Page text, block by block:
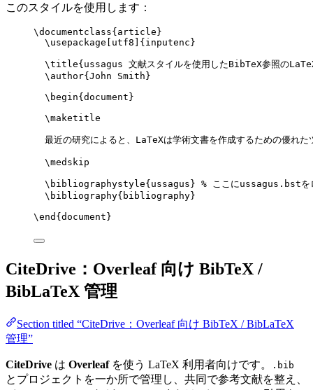
このスタイルを使用します：
\documentclass{ article }
\usepackage
utf8 ]{ inputenc }
\title{ussagus 文献スタイルを使用したBibTeX参照の
\author{John Smith}
\begin{ document }
\maketitle
最近の研究によると、LaTeXは学術文書を作成するための優れ
\medskip
\bibliographystyle{ussagus} % ここにussagus.bstを
\bibliography{bibliography}
\end { document }
CiteDrive：Overleaf 向け BibTeX /
BibLaTeX 管理
Section titled “CiteDrive：Overleaf 向け BibTeX / BibLaTeX
管理”
CiteDrive は Overleafを使う LaTeX 利用者向けです。 .bib
とプロジェクトを一か所で管理し、共同で参考文献を整え、